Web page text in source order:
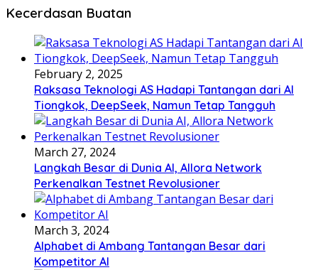
Kecerdasan Buatan
February 2, 2025
Raksasa Teknologi AS Hadapi Tantangan dari AI
Tiongkok, DeepSeek, Namun Tetap Tangguh
March 27, 2024
Langkah Besar di Dunia AI, Allora Network
Perkenalkan Testnet Revolusioner
March 3, 2024
Alphabet di Ambang Tantangan Besar dari
Kompetitor AI